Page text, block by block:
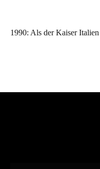
1990: Als der Kaiser Italien